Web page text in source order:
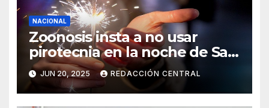
NACIONAL
Zoonosis insta a no usar
pirotecnia en la noche de San
Juan
JUN 20, 2025 REDACCIÓN CENTRAL